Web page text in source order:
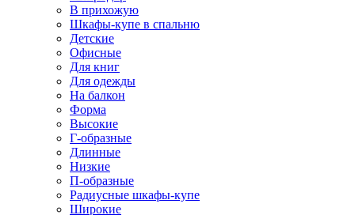
В прихожую
Шкафы-купе в спальню
Детские
Офисные
Для книг
Для одежды
На балкон
Форма
Высокие
Г-образные
Длинные
Низкие
П-образные
Радиусные шкафы-купе
Широкие